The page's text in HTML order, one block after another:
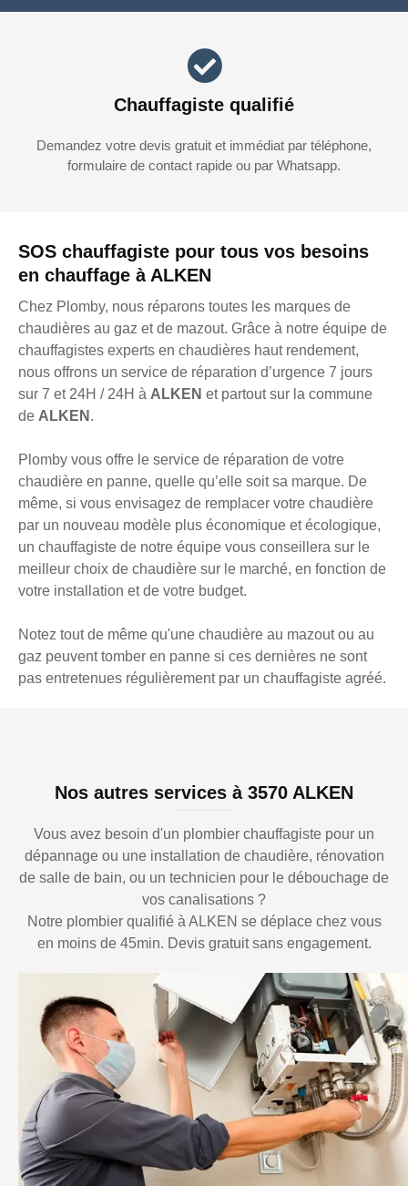
SOS chauffagiste pour tous vos besoins
en chauffage à ALKEN
Chez Plomby, nous réparons toutes les marques de
chaudières au gaz et de mazout. Grâce à notre équipe de
chauffagistes experts en chaudières haut rendement,
nous offrons un service de réparation d’urgence 7 jours
sur 7 et 24H / 24H à ALKEN et partout sur la commune
de ALKEN .
Plomby vous offre le service de réparation de votre
chaudière en panne, quelle qu’elle soit sa marque. De
même, si vous envisagez de remplacer votre chaudière
par un nouveau modèle plus économique et écologique,
un chauffagiste de notre équipe vous conseillera sur le
meilleur choix de chaudière sur le marché, en fonction de
votre installation et de votre budget.
Notez tout de même qu'une chaudière au mazout ou au
gaz peuvent tomber en panne si ces dernières ne sont
pas entretenues régulièrement par un chauffagiste agréé.
Chauffagiste qualifié
Demandez votre devis gratuit et immédiat par téléphone,
formulaire de contact rapide ou par Whatsapp.
Nos autres services à 3570 ALKEN
Vous avez besoin d'un plombier chauffagiste pour un
dépannage ou une installation de chaudière, rénovation
de salle de bain, ou un technicien pour le débouchage de
vos canalisations ?
Notre plombier qualifié à ALKEN se déplace chez vous
en moins de 45min. Devis gratuit sans engagement.